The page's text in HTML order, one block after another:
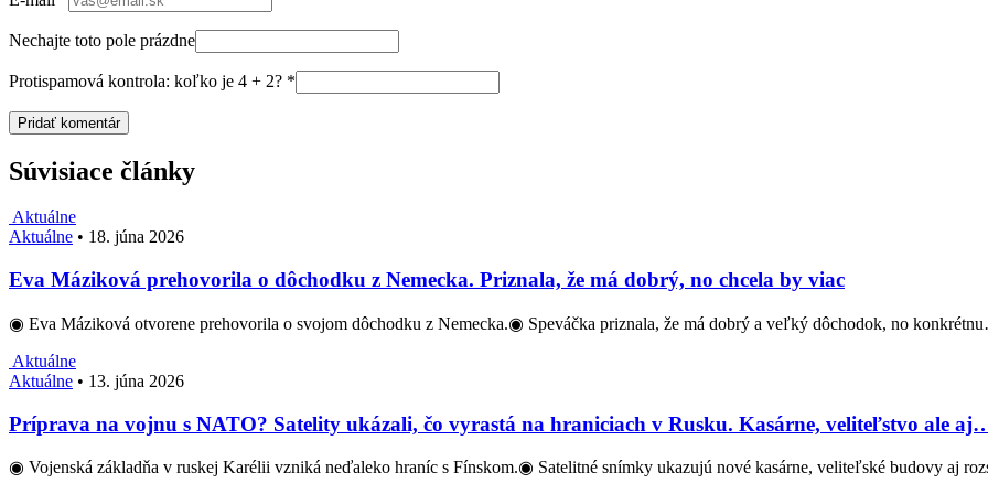
Nechajte toto pole prázdne
Protispamová kontrola: koľko je 4 + 2? *
Súvisiace články
Aktuálne
Aktuálne • 18. júna 2026
Eva Máziková prehovorila o dôchodku z Nemecka. Priznala, že má dobrý, no chcela by viac
◉ Eva Máziková otvorene prehovorila o svojom dôchodku z Nemecka.◉ Speváčka priznala, že má dobrý a veľký dôchodok, no
Aktuálne
Aktuálne • 13. júna 2026
Príprava na vojnu s NATO? Satelity ukázali, čo vyrastá na hraniciach v Rusku. Kasárne, veliteľstvo ale
◉ Vojenská základňa v ruskej Karélii vzniká neďaleko hraníc s Fínskom.◉ Satelitné snímky ukazujú nové kasárne, veliteľské budovy aj